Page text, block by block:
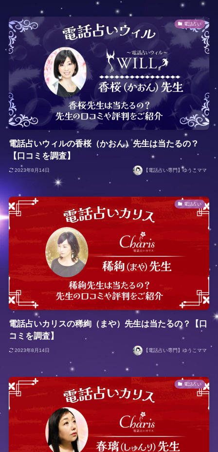
電話占い
電話占いウィルの香桜（かおん）先生は当たるの？
【口コミを調査】
2023年8月14日 【電話占い専門】ゆうこママ
電話占い
電話占いカリスの稀絢（まや）先生は当たるの？【口
コミを調査】
2023年8月14日 【電話占い専門】ゆうこママ
電話占い